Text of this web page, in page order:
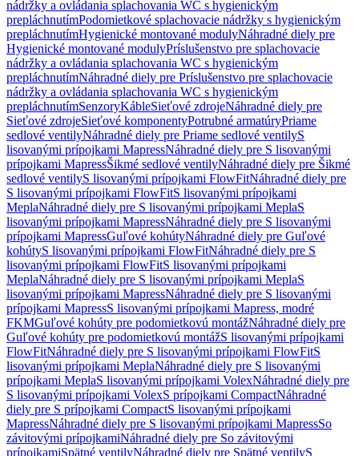
nádržky a ovládania splachovania WC s hygienickým
prepláchnutímPodomietkové splachovacie nádržky s hygienickým
prepláchnutímHygienické montované modulyNáhradné diely pre
Hygienické montované modulyPríslušenstvo pre splachovacie
nádržky a ovládania splachovania WC s hygienickým
prepláchnutímNáhradné diely pre Príslušenstvo pre splachovacie
nádržky a ovládania splachovania WC s hygienickým
prepláchnutímSenzoryKábleSieťové zdrojeNáhradné diely pre
Sieťové zdrojeSieťové komponentyPotrubné armatúryPriame
sedlové ventilyNáhradné diely pre Priame sedlové ventilyS
lisovanými prípojkami MapressNáhradné diely pre S lisovanými
prípojkami MapressŠikmé sedlové ventilyNáhradné diely pre Šikmé
sedlové ventilyS lisovanými prípojkami FlowFitNáhradné diely pre
S lisovanými prípojkami FlowFitS lisovanými prípojkami
MeplaNáhradné diely pre S lisovanými prípojkami MeplaS
lisovanými prípojkami MapressNáhradné diely pre S lisovanými
prípojkami MapressGuľové kohútyNáhradné diely pre Guľové
kohútyS lisovanými prípojkami FlowFitNáhradné diely pre S
lisovanými prípojkami FlowFitS lisovanými prípojkami
MeplaNáhradné diely pre S lisovanými prípojkami MeplaS
lisovanými prípojkami MapressNáhradné diely pre S lisovanými
prípojkami MapressS lisovanými prípojkami Mapress, modré
FKMGuľové kohúty pre podomietkovú montážNáhradné diely pre
Guľové kohúty pre podomietkovú montážS lisovanými prípojkami
FlowFitNáhradné diely pre S lisovanými prípojkami FlowFitS
lisovanými prípojkami MeplaNáhradné diely pre S lisovanými
prípojkami MeplaS lisovanými prípojkami VolexNáhradné diely pre
S lisovanými prípojkami VolexS prípojkami CompactNáhradné
diely pre S prípojkami CompactS lisovanými prípojkami
MapressNáhradné diely pre S lisovanými prípojkami MapressSo
závitovými prípojkamiNáhradné diely pre So závitovými
prípojkamiSpätné ventilyNáhradné diely pre Spätné ventilyS